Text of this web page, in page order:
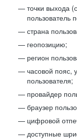
точки выхода
пользователь
страна
геопозицию;
регион
часовой пояс,
пользователя;
провайдер
браузер
цифровой
доступные